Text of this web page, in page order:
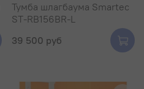
Тумба шлагбаума Smartec
ST-RB156BR-L
39 500 руб